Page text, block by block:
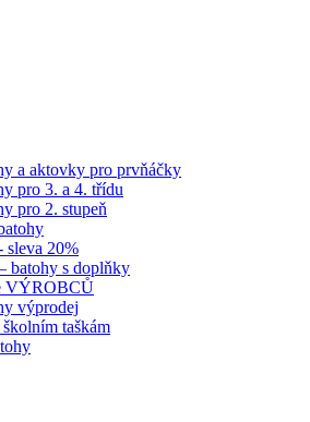
a aktovky pro prvňáčky
pro 3. a 4. třídu
pro 2. stupeň
sleva 20%
batohy s doplňky
VÝROBCŮ
výprodej
taškám